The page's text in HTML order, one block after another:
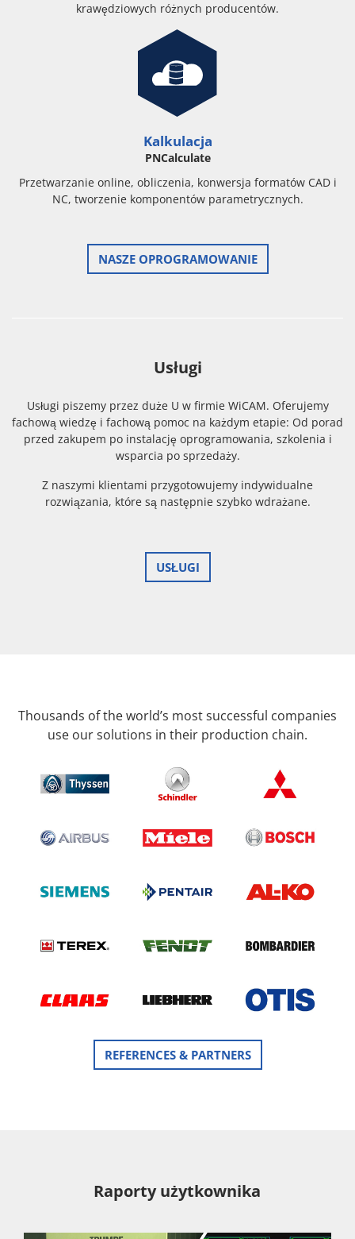
krawędziowych różnych producentów.
Kalkulacja
PNCalculate
Przetwarzanie online, obliczenia, konwersja formatów CAD i
NC, tworzenie komponentów parametrycznych.
NASZE OPROGRAMOWANIE
Usługi
Usługi piszemy przez duże U w firmie WiCAM. Oferujemy
fachową wiedzę i fachową pomoc na każdym etapie: Od porad
przed zakupem po instalację oprogramowania, szkolenia i
wsparcia po sprzedaży.
Z naszymi klientami przygotowujemy indywidualne
rozwiązania, które są następnie szybko wdrażane.
USŁUGI
Thousands of the world’s most successful companies
use our solutions in their production chain.
REFERENCES & PARTNERS
Raporty użytkownika